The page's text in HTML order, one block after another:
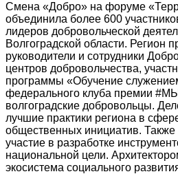
Смена «Добро» на форуме
объединила более 600
лидеров добровольческой
Волгоградской области. Регион
руководители и сотрудники
центров добровольчества,
программы «Обучение
федерального клуба премии
волгоградские добровольцы.
лучшие практики региона в
общественных инициатив. Также
участие в разработке
национальной цели.
экосистема социального